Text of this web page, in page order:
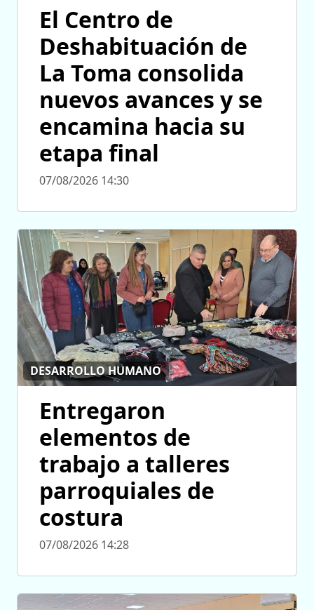
El Centro de
Deshabituación de
La Toma consolida
nuevos avances y se
encamina hacia su
etapa final
07/08/2026 14:30
DESARROLLO HUMANO
Entregaron
elementos de
trabajo a talleres
parroquiales de
costura
07/08/2026 14:28